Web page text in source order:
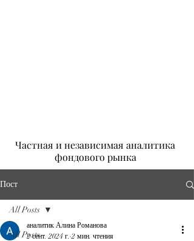
Частная и независимая аналитика
фондового рынка
Пост
All Posts
All Posts
аналитик Алина Романова
2 сент. 2024 г. 2 мин. чтения